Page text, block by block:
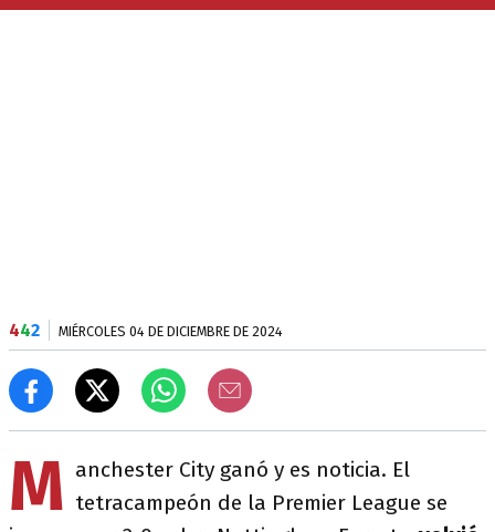
442 MIÉRCOLES 04 DE DICIEMBRE DE 2024
M anchester City ganó y es noticia. El
tetracampeón de la Premier League se